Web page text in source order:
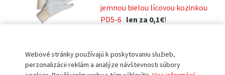
Webové stránky používajú k poskytovaniu služieb,
perzonalizácii reklám a analýze návštevnosti súbory
jemnou bielou lícovou kozinkou
PD5-6 len za 0,1€!